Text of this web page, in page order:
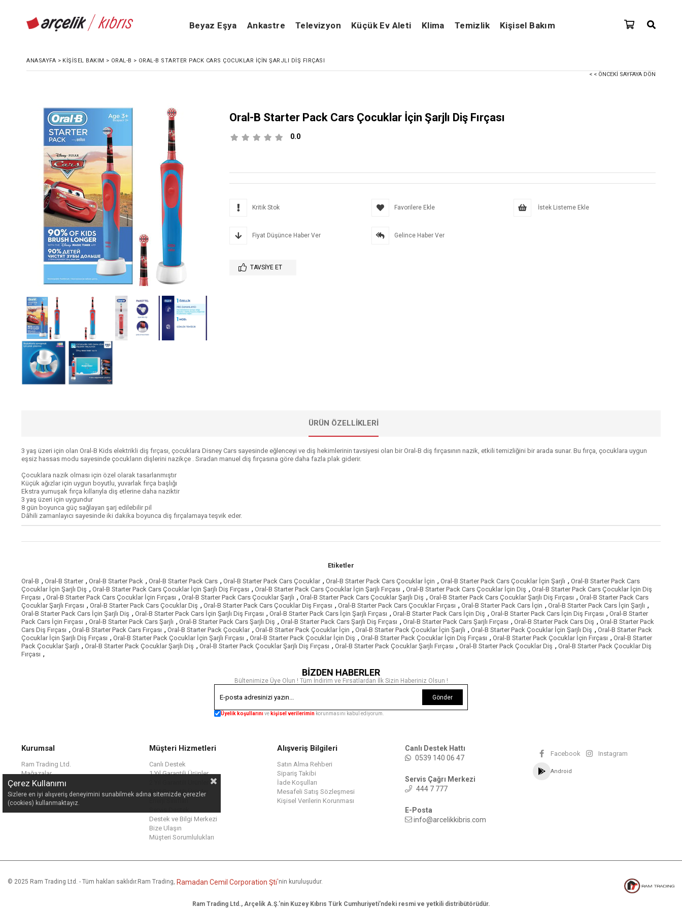
Beyaz Eşya Ankastre Televizyon Küçük Ev Aleti Klima Temizlik Kişisel Bakım
ANASAYFA > KIŞISEL BAKIM > ORAL-B > ORAL-B STARTER PACK CARS ÇOCUKLAR İÇIN ŞARJLI DIŞ FIRÇASI
< < ÖNCEKI SAYFAYA DÖN
Oral-B Starter Pack Cars Çocuklar İçin Şarjlı Diş Fırçası
0.0
Kritik Stok Favorilere Ekle İstek Listeme Ekle
Fiyat Düşünce Haber Ver Gelince Haber Ver
TAVSIYE ET
ÜRÜN ÖZELLIKLERI
3 yaş üzeri için olan Oral-B Kids elektrikli diş fırçası, çocuklara Disney Cars sayesinde eğlenceyi ve diş hekimlerinin tavsiyesi olan bir Oral-B diş fırçasının nazik, etkili temizliğini bir arada sunar. Bu fırça, çocuklara uygun
eşsiz hassas modu sayesinde çocukların dişlerini nazikçe . Sıradan manuel diş fırçasına göre daha fazla plak giderir.
Çocuklara nazik olması için özel olarak tasarlanmıştır
Küçük ağızlar için uygun boyutlu, yuvarlak fırça başlığı
Ekstra yumuşak fırça kıllarıyla diş etlerine daha naziktir
3 yaş üzeri için uygundur
8 gün boyunca güç sağlayan şarj edilebilir pil
Dâhili zamanlayıcı sayesinde iki dakika boyunca diş fırçalamaya teşvik eder.
Etiketler
Oral-B , Oral-B Starter , Oral-B Starter Pack , Oral-B Starter Pack Cars , Oral-B Starter Pack Cars Çocuklar , Oral-B Starter Pack Cars Çocuklar İçin , Oral-B Starter Pack Cars Çocuklar İçin Şarjlı , Oral-B Starter Pack Cars
Çocuklar İçin Şarjlı Diş , Oral-B Starter Pack Cars Çocuklar İçin Şarjlı Diş Fırçası , Oral-B Starter Pack Cars Çocuklar İçin Şarjlı Fırçası , Oral-B Starter Pack Cars Çocuklar İçin Diş , Oral-B Starter Pack Cars Çocuklar İçin Diş
Fırçası , Oral-B Starter Pack Cars Çocuklar İçin Fırçası , Oral-B Starter Pack Cars Çocuklar Şarjlı , Oral-B Starter Pack Cars Çocuklar Şarjlı Diş , Oral-B Starter Pack Cars Çocuklar Şarjlı Diş Fırçası , Oral-B Starter Pack Cars
Çocuklar Şarjlı Fırçası , Oral-B Starter Pack Cars Çocuklar Diş , Oral-B Starter Pack Cars Çocuklar Diş Fırçası , Oral-B Starter Pack Cars Çocuklar Fırçası , Oral-B Starter Pack Cars İçin , Oral-B Starter Pack Cars İçin Şarjlı ,
Oral-B Starter Pack Cars İçin Şarjlı Diş , Oral-B Starter Pack Cars İçin Şarjlı Diş Fırçası , Oral-B Starter Pack Cars İçin Şarjlı Fırçası , Oral-B Starter Pack Cars İçin Diş , Oral-B Starter Pack Cars İçin Diş Fırçası , Oral-B Starter
Pack Cars İçin Fırçası , Oral-B Starter Pack Cars Şarjlı , Oral-B Starter Pack Cars Şarjlı Diş , Oral-B Starter Pack Cars Şarjlı Diş Fırçası , Oral-B Starter Pack Cars Şarjlı Fırçası , Oral-B Starter Pack Cars Diş , Oral-B Starter Pack
Cars Diş Fırçası , Oral-B Starter Pack Cars Fırçası , Oral-B Starter Pack Çocuklar , Oral-B Starter Pack Çocuklar İçin , Oral-B Starter Pack Çocuklar İçin Şarjlı , Oral-B Starter Pack Çocuklar İçin Şarjlı Diş , Oral-B Starter Pack
Çocuklar İçin Şarjlı Diş Fırçası , Oral-B Starter Pack Çocuklar İçin Şarjlı Fırçası , Oral-B Starter Pack Çocuklar İçin Diş , Oral-B Starter Pack Çocuklar İçin Diş Fırçası , Oral-B Starter Pack Çocuklar İçin Fırçası , Oral-B Starter
Pack Çocuklar Şarjlı , Oral-B Starter Pack Çocuklar Şarjlı Diş , Oral-B Starter Pack Çocuklar Şarjlı Diş Fırçası , Oral-B Starter Pack Çocuklar Şarjlı Fırçası , Oral-B Starter Pack Çocuklar Diş , Oral-B Starter Pack Çocuklar Diş
Fırçası ,
BİZDEN HABERLER
Bültenimize Üye Olun ! Tüm İndirim ve Fırsatlardan İlk Sizin Haberiniz Olsun !
Gönder
Üyelik koşullarınıve kişisel verilerimin korunmasını kabul ediyorum.
Kurumsal
Ram Trading Ltd.
Mağazalar
Kariyer
Başvuru
Müşteri Hizmetleri
Canlı Destek
1 Yıl Garantili Ürünler
3 Yıl Garantili Ürünler
Destek ve Bilgi Merkezi
Bize Ulaşın
Müşteri Sorumlulukları
Alışveriş Bilgileri
Satın Alma Rehberi
Sipariş Takibi
İade Koşulları
Mesafeli Satış Sözleşmesi
Kişisel Verilerin Korunması
Canlı Destek Hattı
0539 140 06 47
Servis Çağrı Merkezi
444 7 777
E-Posta
info@arcelikkibris.com
Facebook Instagram
Android
© 2025 Ram Trading Ltd. - Tüm hakları saklıdır. Ram Trading, Ramadan Cemil Corporation Şti'nin kuruluşudur.
Ram Trading Ltd., Arçelik A.Ş.’nin Kuzey Kıbrıs Türk Cumhuriyeti’ndeki resmi ve yetkili distribütörüdür.
Çerez Kullanımı
Sizlere en iyi alışveriş deneyimini sunabilmek adına sitemizde çerezler
(cookies) kullanmaktayız.